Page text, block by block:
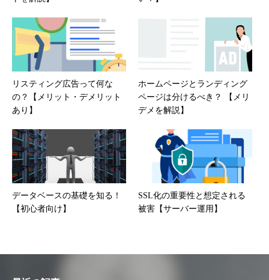
リスティング広告って何な
の？【メリット・デメリット
あり】
ホームページとランディング
ページは分けるべき？ 【メリ
デメを解説】
データベースの基礎を知る！
【初心者向け】
SSL化の重要性と想定される
被害【サーバー運用】